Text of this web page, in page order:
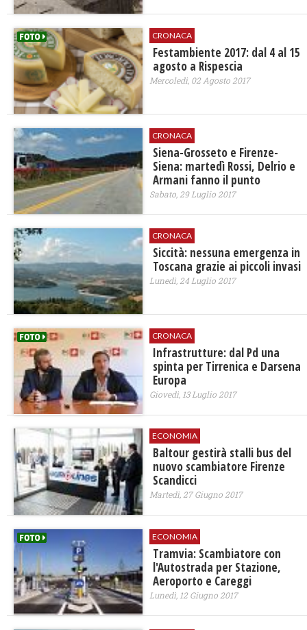
CRONACA
Festambiente 2017: dal 4 al 15
agosto a Rispescia
Mercoledì, 02 Agosto 2017
CRONACA
Siena-Grosseto e Firenze-
Siena: martedì Rossi, Delrio e
Armani fanno il punto
Sabato, 29 Luglio 2017
CRONACA
Siccità: nessuna emergenza in
Toscana grazie ai piccoli invasi
Lunedì, 24 Luglio 2017
CRONACA
Infrastrutture: dal Pd una
spinta per Tirrenica e Darsena
Europa
Giovedì, 13 Luglio 2017
ECONOMIA
Baltour gestirà stalli bus del
nuovo scambiatore Firenze
Scandicci
Martedì, 27 Giugno 2017
ECONOMIA
Tramvia: Scambiatore con
l'Autostrada per Stazione,
Aeroporto e Careggi
Lunedì, 12 Giugno 2017